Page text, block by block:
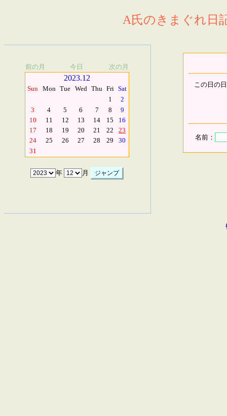
A氏のきまぐれ日
前の月 今日 次の月
2023.12
Sun Mon Tue Wed Thu Fri Sat
1
2
3
4 5 6 7 8
9
10
11 12 13 14 15
16
17
18 19 20 21 22
23
24
25 26 27 28 29
30
31
年 月
この日の
名前：